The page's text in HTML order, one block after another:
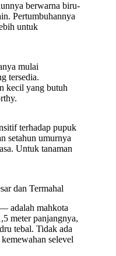
berwarna biru-
Pertumbuhannya
untuk
mulai
tersedia.
kecil yang butuh
terhadap pupuk
setahun umurnya
Untuk tanaman
dan Termahal
adalah mahkota
meter panjangnya,
tebal. Tidak ada
selevel